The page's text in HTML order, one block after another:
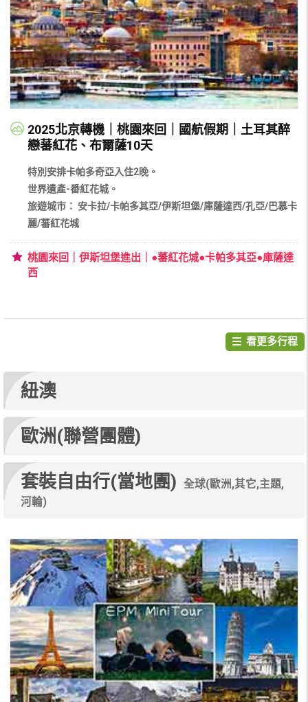
2025北京轉機｜桃園來回｜國航假期｜土耳其醉
戀蕃紅花、布爾薩10天
特別安排卡帕多奇亞入住2晚。
世界遺產-番紅花城。
旅遊城市： 安卡拉/卡帕多其亞/伊斯坦堡/庫薩達西/孔亞/巴慕卡
麗/蕃紅花城
桃園來回｜伊斯坦堡進出｜●蕃紅花城●卡帕多其亞●庫薩達
西
看更多行程
紐澳
歐洲(聯營團體)
套裝自由行(當地團)
全球(歐洲,其它,主題,
河輪)